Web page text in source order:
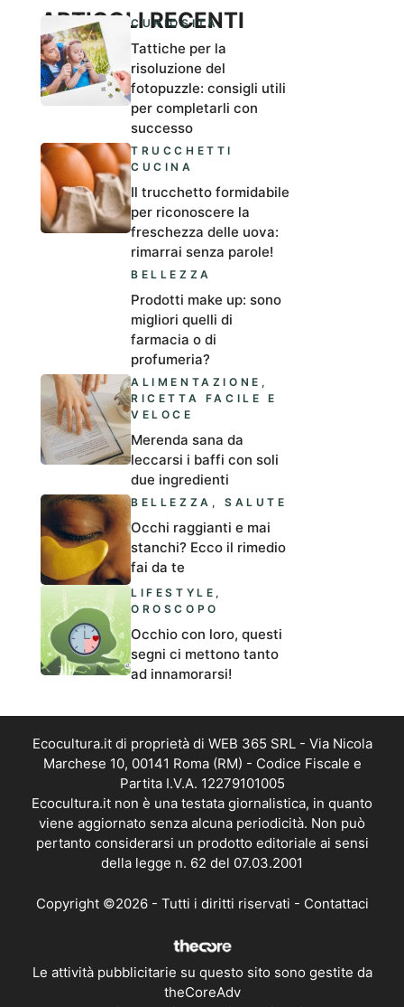
ARTICOLI RECENTI
CURIOSITÀ
Tattiche per la
risoluzione del
fotopuzzle: consigli utili
per completarli con
successo
TRUCCHETTI
CUCINA
Il trucchetto formidabile
per riconoscere la
freschezza delle uova:
rimarrai senza parole!
BELLEZZA
Prodotti make up: sono
migliori quelli di
farmacia o di
profumeria?
ALIMENTAZIONE ,
RICETTA FACILE E
VELOCE
Merenda sana da
leccarsi i baffi con soli
due ingredienti
BELLEZZA ,SALUTE
Occhi raggianti e mai
stanchi? Ecco il rimedio
fai da te
LIFESTYLE ,
OROSCOPO
Occhio con loro, questi
segni ci mettono tanto
ad innamorarsi!
Ecocultura.it di proprietà di WEB 365 SRL - Via Nicola
Marchese 10, 00141 Roma (RM) - Codice Fiscale e
Partita I.V.A. 12279101005
Ecocultura.it non è una testata giornalistica, in quanto
viene aggiornato senza alcuna periodicità. Non può
pertanto considerarsi un prodotto editoriale ai sensi
della legge n. 62 del 07.03.2001
Copyright ©2026 - Tutti i diritti riservati - Contattaci
Le attività pubblicitarie su questo sito sono gestite da
theCoreAdv